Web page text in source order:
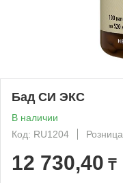
Бад СИ ЭКС
В наличии
Код: RU1204
Розница
12 730,40 ₸